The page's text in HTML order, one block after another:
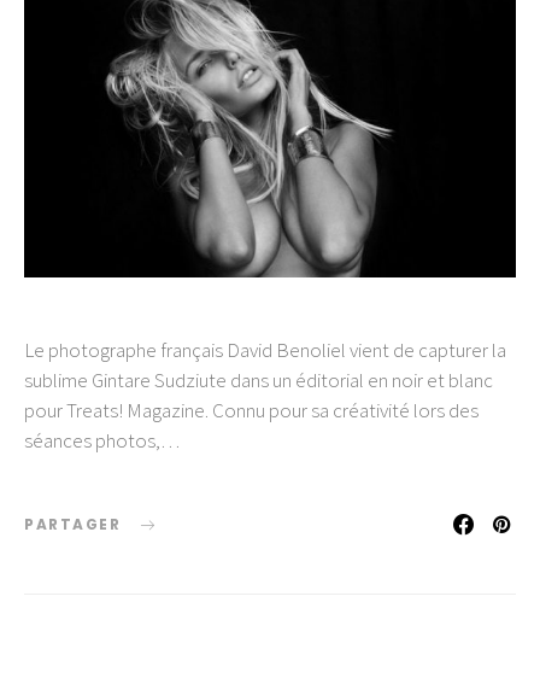
Le photographe français David Benoliel vient de capturer la
sublime Gintare Sudziute dans un éditorial en noir et blanc
pour Treats! Magazine. Connu pour sa créativité lors des
séances photos,…
PARTAGER